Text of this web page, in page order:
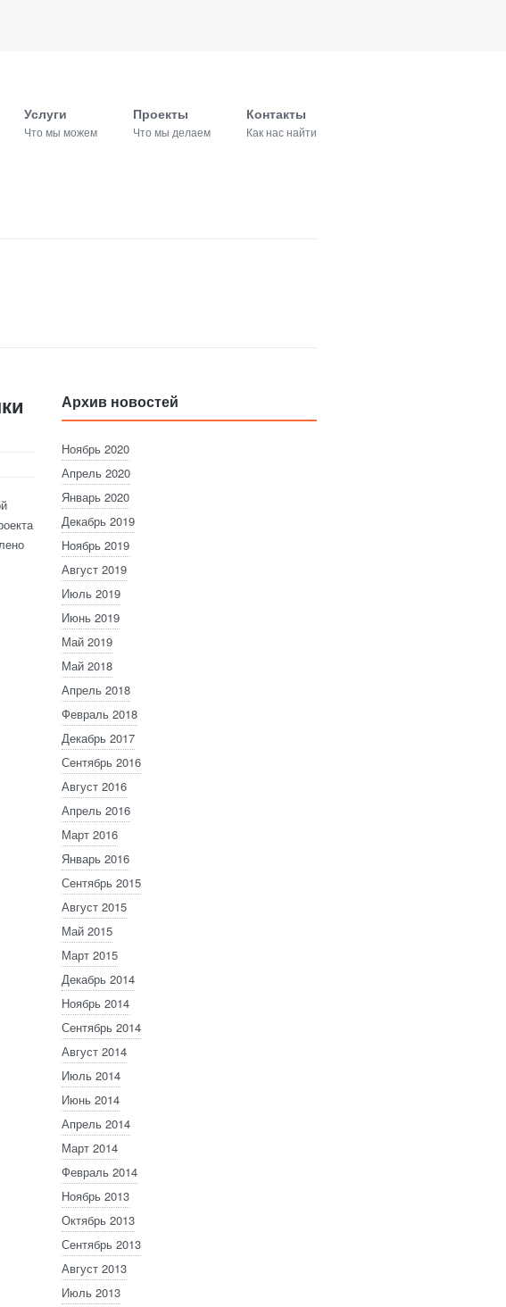
Услуги
Что мы можем
Проекты
Что мы делаем
Контакты
Как нас найти
Архив новостей
Ноябрь 2020
Апрель 2020
Январь 2020
Декабрь 2019
Ноябрь 2019
Август 2019
Июль 2019
Июнь 2019
Май 2019
Май 2018
Апрель 2018
Февраль 2018
Декабрь 2017
Сентябрь 2016
Август 2016
Апрель 2016
Март 2016
Январь 2016
Сентябрь 2015
Август 2015
Май 2015
Март 2015
Декабрь 2014
Ноябрь 2014
Сентябрь 2014
Август 2014
Июль 2014
Июнь 2014
Апрель 2014
Март 2014
Февраль 2014
Ноябрь 2013
Октябрь 2013
Сентябрь 2013
Август 2013
Июль 2013